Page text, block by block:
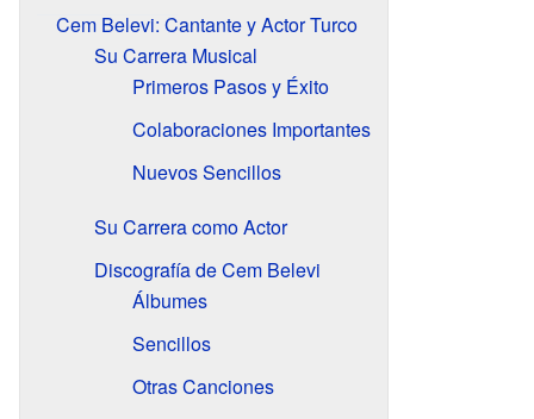
Cem Belevi: Cantante y Actor Turco
Su Carrera Musical
Primeros Pasos y Éxito
Colaboraciones Importantes
Nuevos Sencillos
Su Carrera como Actor
Discografía de Cem Belevi
Álbumes
Sencillos
Otras Canciones